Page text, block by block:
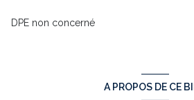
DPE non concerné
A PROPOS DE CE